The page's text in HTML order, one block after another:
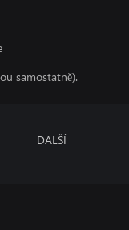
samostatně).
DALŠÍ